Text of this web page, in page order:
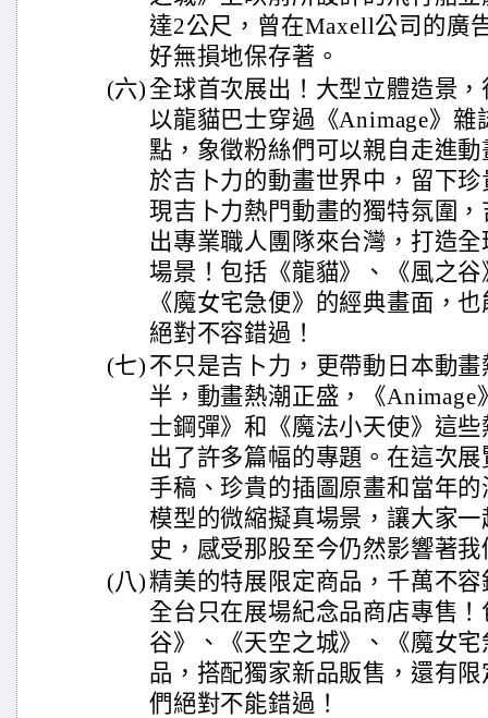
達2公尺，曾在Maxell公司的廣
好無損地保存著。
(六) 全球首次展出！大型立體造景
以龍貓巴士穿過《Animage》
點，象徵粉絲們可以親自走進
於吉卜力的動畫世界中，留下
現吉卜力熱門動畫的獨特氛圍
出專業職人團隊來台灣，打造
場景！包括《龍貓》、《風之
《魔女宅急便》的經典畫面，
絕對不容錯過！
(七) 不只是吉卜力，更帶動日本動
半，動畫熱潮正盛，《
士鋼彈》和《魔法小天使》這
出了許多篇幅的專題。在這次
手稿、珍貴的插圖原畫和當年
模型的微縮擬真場景，讓大家
史，感受那股至今仍然影響著
(八)精美的特展限定商品，千萬不
全台只在展場紀念品商店專售
谷》、《天空之城》、《魔女
品，搭配獨家新品販售，還有
們絕對不能錯過！